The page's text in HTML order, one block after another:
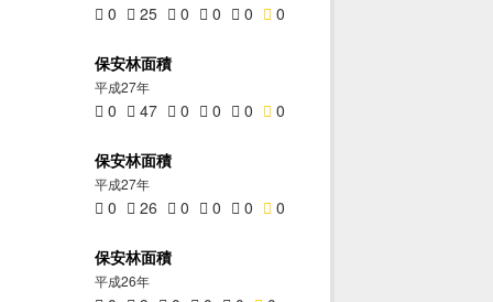
0 25 0 0 0 0
保安林面積
平成27年
0 47 0 0 0 0
保安林面積
平成27年
0 26 0 0 0 0
保安林面積
平成26年